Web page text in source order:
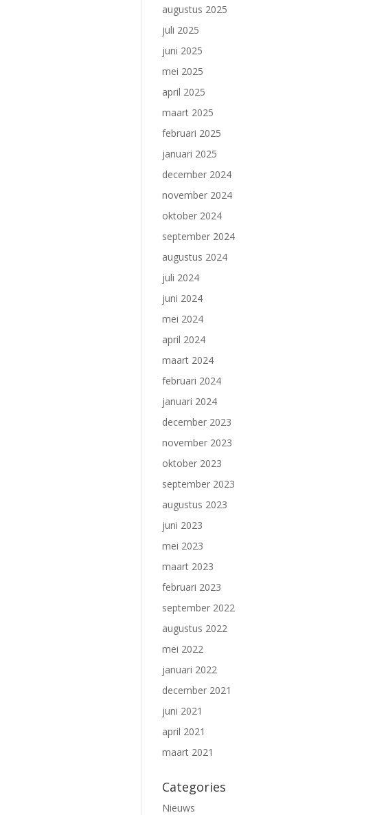
augustus 2025
juli 2025
juni 2025
mei 2025
april 2025
maart 2025
februari 2025
januari 2025
december 2024
november 2024
oktober 2024
september 2024
augustus 2024
juli 2024
juni 2024
mei 2024
april 2024
maart 2024
februari 2024
januari 2024
december 2023
november 2023
oktober 2023
september 2023
augustus 2023
juni 2023
mei 2023
maart 2023
februari 2023
september 2022
augustus 2022
mei 2022
januari 2022
december 2021
juni 2021
april 2021
maart 2021
Categories
Nieuws